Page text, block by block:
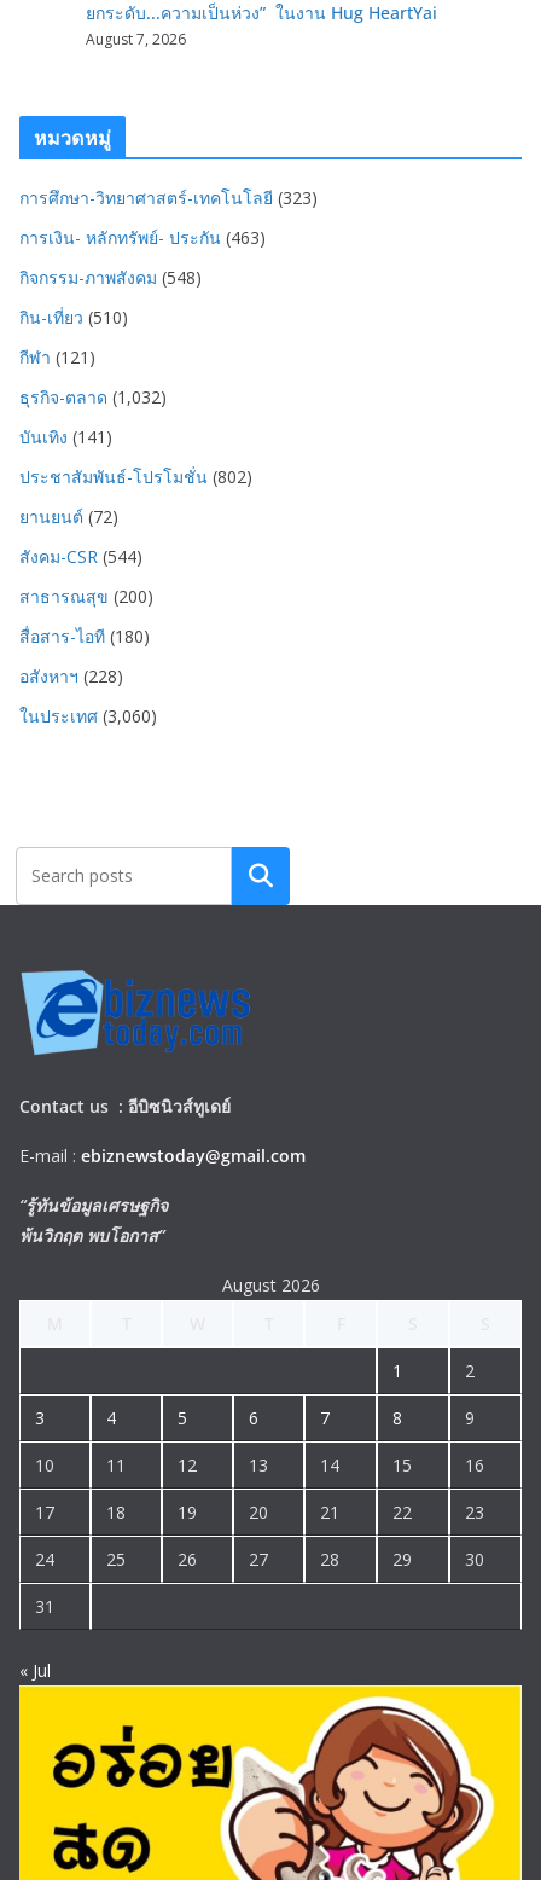
ยกระดับ...ความเป็นห่วง” ในงาน Hug HeartYai
August 7, 2026
หมวดหมู่
การศึกษา-วิทยาศาสตร์-เทคโนโลยี (323)
การเงิน- หลักทรัพย์- ประกัน (463)
กิจกรรม-ภาพสังคม (548)
กิน-เที่ยว (510)
กีฬา (121)
ธุรกิจ-ตลาด (1,032)
บันเทิง (141)
ประชาสัมพันธ์-โปรโมชั่น (802)
ยานยนต์ (72)
สังคม-CSR (544)
สาธารณสุข (200)
สื่อสาร-ไอที (180)
อสังหาฯ (228)
ในประเทศ (3,060)
Search
Contact us : อีบิซนิวส์ทูเดย์
E-mail : ebiznewstoday@gmail.com
“รู้ทันข้อมูลเศรษฐกิจ
พ้นวิกฤต พบโอกาส”
August 2026
1 2
3 4 5 6 7 8 9
10 11 12 13 14 15 16
17 18 19 20 21 22 23
24 25 26 27 28 29 30
31
« Jul